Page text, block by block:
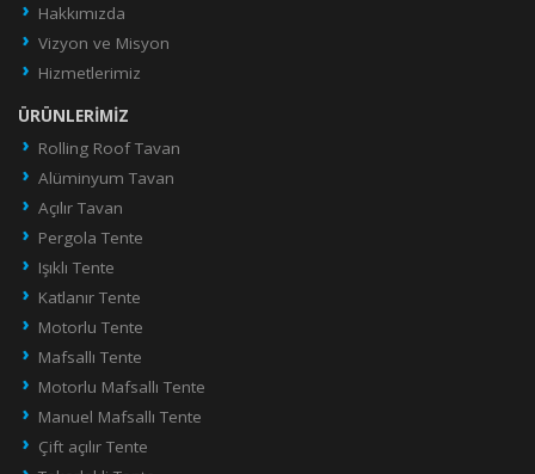
Hakkımızda
Vizyon ve Misyon
Hizmetlerimiz
ÜRÜNLERIMIZ
Rolling Roof Tavan
Alüminyum Tavan
Açılır Tavan
Pergola Tente
Işıklı Tente
Katlanır Tente
Motorlu Tente
Mafsallı Tente
Motorlu Mafsallı Tente
Manuel Mafsallı Tente
Çift açılır Tente